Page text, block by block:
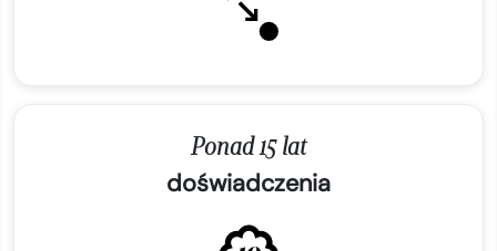
Ponad 15 lat
doświadczenia